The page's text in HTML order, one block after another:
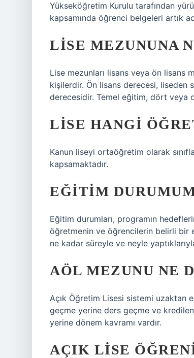
Yükseköğretim Kurulu tarafından
kapsamında öğrenci belgeleri artık
LISE MEZUNUNA
Lise mezunları lisans veya ön lisans
kişilerdir. Ön lisans derecesi, liseden
derecesidir. Temel eğitim, dört veya
LISE HANGI
Kanun liseyi ortaöğretim olarak
kapsamaktadır.
EĞITIM
Eğitim durumları, programın
öğretmenin ve öğrencilerin belirli bir
ne kadar süreyle ve neyle
AÖL MEZUNU NE
Açık Öğretim Lisesi sistemi uzaktan
geçme yerine ders geçme ve
yerine dönem kavramı vardır.
AÇIK LISE